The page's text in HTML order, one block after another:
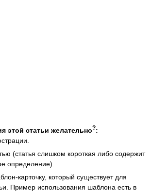
этой статьи желательно?:
(статья слишком короткая либо содержит
определение).
карточку, который существует для
Пример использования шаблона есть в